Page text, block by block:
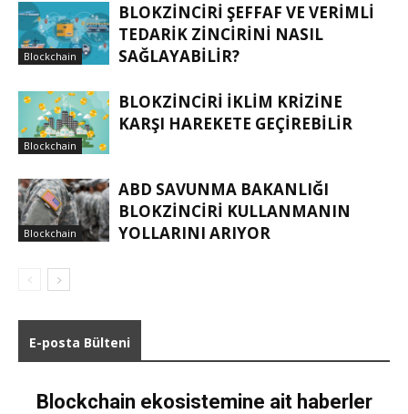
Blockchain
BLOKZINCIRI ŞEFFAF VE VERIMLI
TEDARIK ZINCIRINI NASIL
SAĞLAYABILIR?
Blockchain
BLOKZINCIRI IKLIM KRIZINE
KARŞI HAREKETE GEÇIREBILIR
Blockchain
ABD SAVUNMA BAKANLIĞI
BLOKZINCIRI KULLANMANIN
YOLLARINI ARIYOR
E-posta Bülteni
Blockchain ekosistemine ait haberler